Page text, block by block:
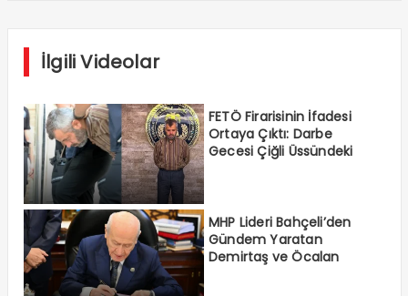
İlgili Videolar
FETÖ Firarisinin İfadesi
Ortaya Çıktı: Darbe
Gecesi Çiğli Üssündeki
MHP Lideri Bahçeli’den
Gündem Yaratan
Demirtaş ve Öcalan